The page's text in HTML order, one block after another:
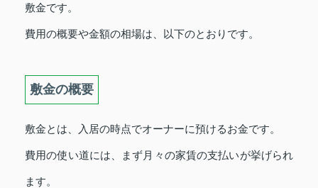
敷金です。
費用の概要や金額の相場は、以下のとおりです。
敷金の概要
敷金とは、入居の時点でオーナーに預けるお金です。
費用の使い道には、まず月々の家賃の支払いが挙げられ
ます。